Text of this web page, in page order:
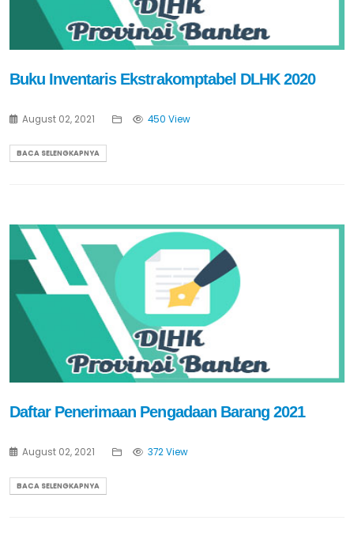
Buku Inventaris Ekstrakomptabel DLHK 2020
August 02, 2021 450 View
BACA SELENGKAPNYA
Daftar Penerimaan Pengadaan Barang 2021
August 02, 2021 372 View
BACA SELENGKAPNYA